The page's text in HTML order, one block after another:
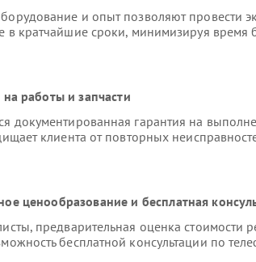
и опыт позволяют провести
в кратчайшие сроки, минимизируя время
на работы и запчасти
документированная гарантия на
клиента от повторных
ценообразование и бесплатная
предварительная оценка стоимости
бесплатной консультации по